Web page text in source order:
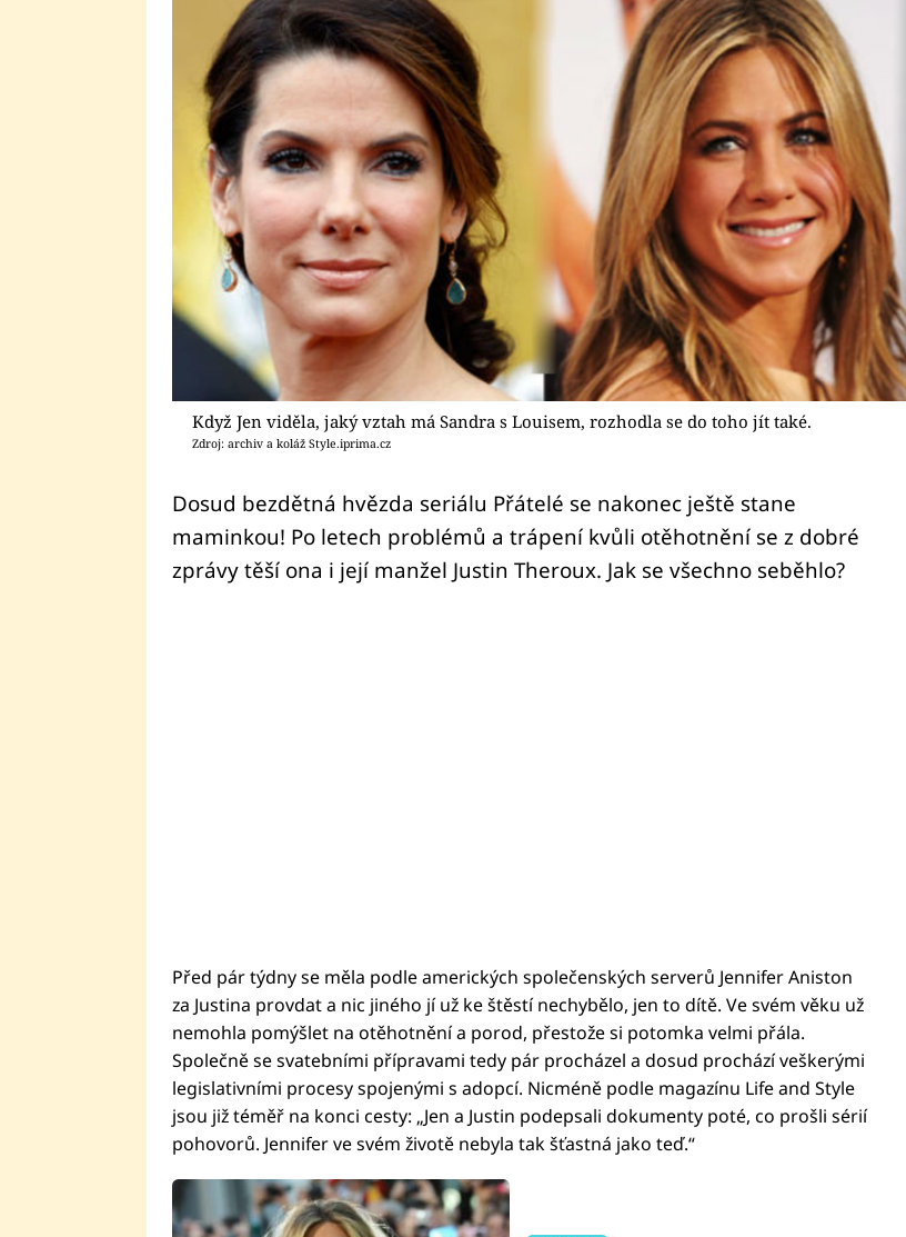
Když Jen viděla, jaký vztah má Sandra s Louisem, rozhodla se do toho jít také.
Zdroj: archiv a koláž Style.iprima.cz
Dosud bezdětná hvězda seriálu Přátelé se nakonec ještě stane
maminkou! Po letech problémů a trápení kvůli otěhotnění se z dobré
zprávy těší ona i její manžel Justin Theroux. Jak se všechno seběhlo?
Před pár týdny se měla podle amerických společenských serverů Jennifer Aniston
za Justina provdat a nic jiného jí už ke štěstí nechybělo, jen to dítě. Ve svém věku už
nemohla pomýšlet na otěhotnění a porod, přestože si potomka velmi přála.
Společně se svatebními přípravami tedy pár procházel a dosud prochází veškerými
legislativními procesy spojenými s adopcí. Nicméně podle magazínu Life and Style
jsou již téměř na konci cesty: „Jen a Justin podepsali dokumenty poté, co prošli sérií
pohovorů. Jennifer ve svém životě nebyla tak šťastná jako teď.“